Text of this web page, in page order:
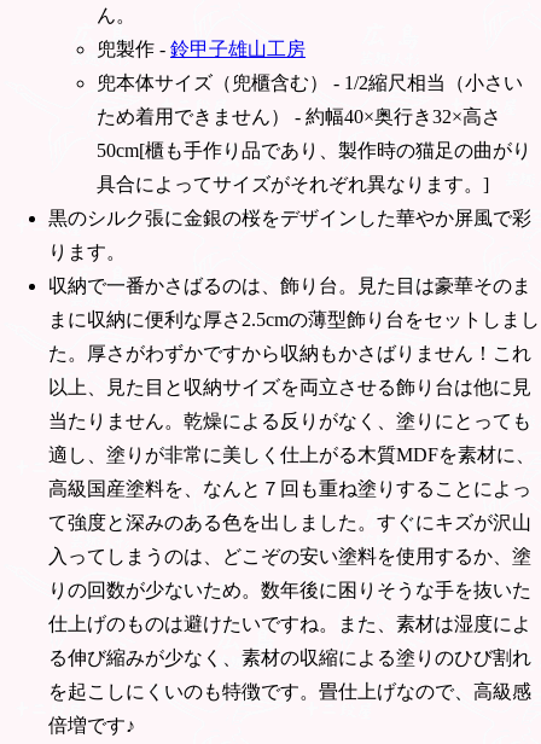
ん。
兜製作 - 鈴甲子雄山工房
兜本体サイズ（兜櫃含む） - 1/2縮尺相当（小さい
ため着用できません） - 約幅40×奥行き32×高さ
50cm[櫃も手作り品であり、製作時の猫足の曲がり
具合によってサイズがそれぞれ異なります。]
黒のシルク張に金銀の桜をデザインした華やか屏風で彩
ります。
収納で一番かさばるのは、飾り台。見た目は豪華そのま
まに収納に便利な厚さ2.5cmの薄型飾り台をセットしまし
た。厚さがわずかですから収納もかさばりません！これ
以上、見た目と収納サイズを両立させる飾り台は他に見
当たりません。乾燥による反りがなく、塗りにとっても
適し、塗りが非常に美しく仕上がる木質MDFを素材に、
高級国産塗料を、なんと７回も重ね塗りすることによっ
て強度と深みのある色を出しました。すぐにキズが沢山
入ってしまうのは、どこぞの安い塗料を使用するか、塗
りの回数が少ないため。数年後に困りそうな手を抜いた
仕上げのものは避けたいですね。また、素材は湿度によ
る伸び縮みが少なく、素材の収縮による塗りのひび割れ
を起こしにくいのも特徴です。畳仕上げなので、高級感
倍増です♪